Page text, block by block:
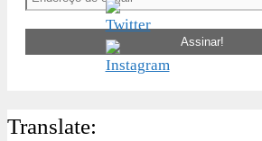
Translate: